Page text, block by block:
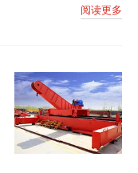
阅读更多